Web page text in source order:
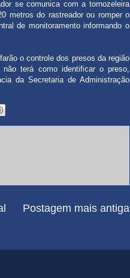
se comunica com a tornozeleira
metros do rastreador ou romper o
de monitoramento informando o
o controle dos presos da região
terá como identificar o preso,
da Secretaria de Administração
Postagem mais antiga